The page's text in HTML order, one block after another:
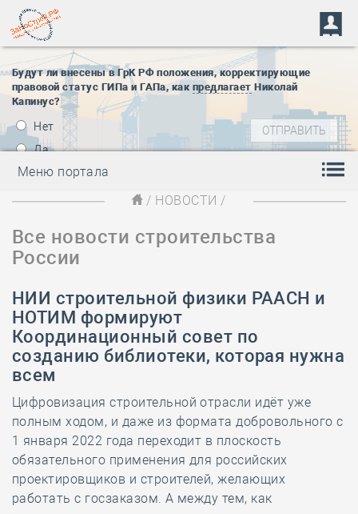
Будут ли внесены в ГрК РФ положения, корректирующие
правовой статус ГИПа и ГАПа, как предлагает Николай
Капинус?
Нет
Да
Меню портала
/ НОВОСТИ /
Все новости строительства
России
НИИ строительной физики РААСН и
НОТИМ формируют
Координационный совет по
созданию библиотеки, которая нужна
всем
Цифровизация строительной отрасли идёт уже
полным ходом, и даже из формата добровольного с
1 января 2022 года переходит в плоскость
обязательного применения для российских
проектировщиков и строителей, желающих
работать с госзаказом. А между тем, как